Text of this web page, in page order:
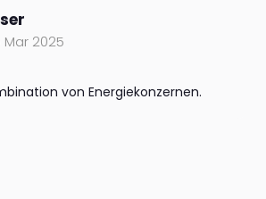
Mar 2025
von Energiekonzernen.